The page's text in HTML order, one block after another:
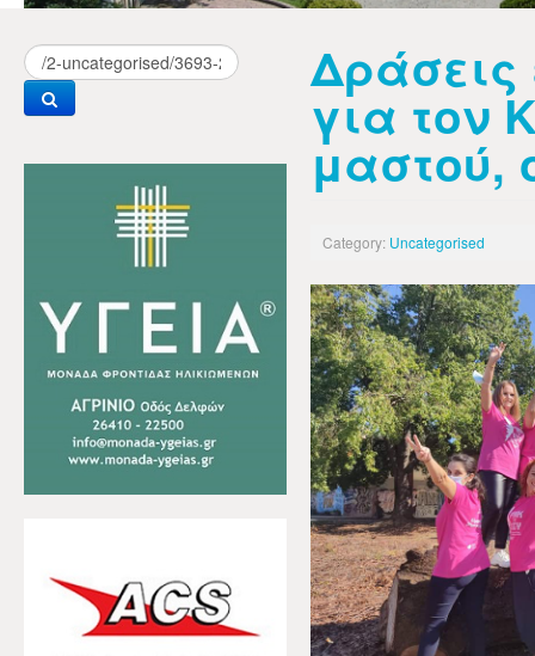
για τον
μαστού,
Category: Uncategorised